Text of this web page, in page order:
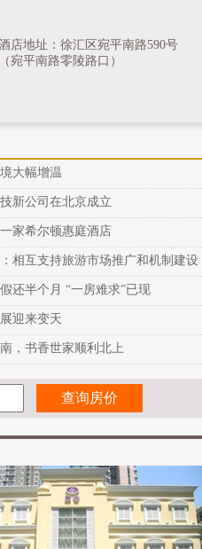
店地址：徐汇区宛平南路590号
（宛平南路零陵路口）
大幅增温
新公司在北京成立
家希尔顿惠庭酒店
相互支持旅游市场推广和机制建设
还半个月 “一房难求”已现
迎来变天
，书香世家顺利北上